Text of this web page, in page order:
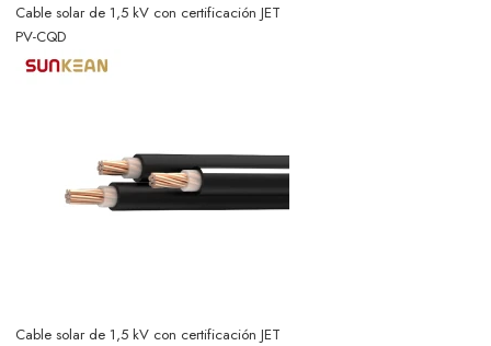
Cable solar de 1,5 kV con certificación JET
PV-CQD
Cable solar de 1,5 kV con certificación JET